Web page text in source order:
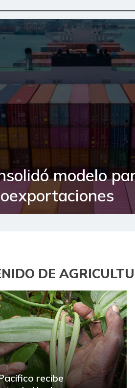
modelo
DE
recibe